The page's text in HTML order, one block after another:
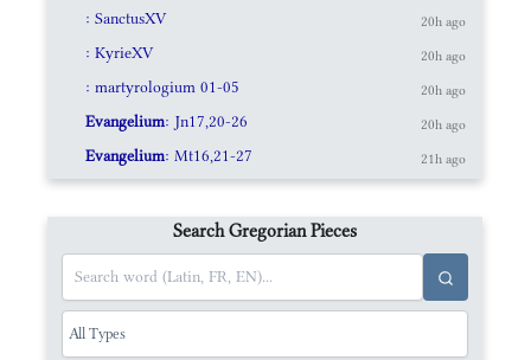
: SanctusXV 20h ago
: KyrieXV 20h ago
: martyrologium 01-05 20h ago
Evangelium: Jn17,20-26 20h ago
Evangelium: Mt16,21-27 21h ago
Search Gregorian Pieces